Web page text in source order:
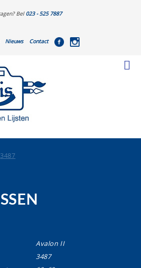
Bel 023 - 525 7887
Nieuws Contact
3487
Avalon II
3487